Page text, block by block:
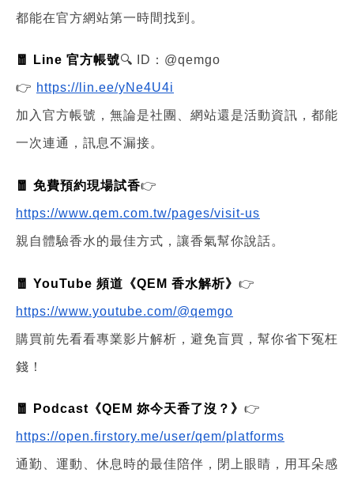
都能在官方網站第一時間找到。
🧧 Line 官方帳號🔍 ID：@qemgo
👉 https://lin.ee/yNe4U4i
加入官方帳號，無論是社團、網站還是活動資訊，都能
一次連通，訊息不漏接。
🧧 免費預約現場試香👉
https://www.qem.com.tw/pages/visit-us
親自體驗香水的最佳方式，讓香氣幫你說話。
🧧 YouTube 頻道《QEM 香水解析》 👉
https://www.youtube.com/@qemgo
購買前先看看專業影片解析，避免盲買，幫你省下冤枉
錢！
🧧 Podcast《QEM 妳今天香了沒？》 👉
https://open.firstory.me/user/qem/platforms
通勤、運動、休息時的最佳陪伴，閉上眼睛，用耳朵感